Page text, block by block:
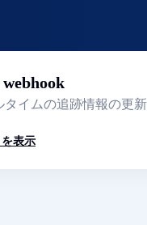
タイムの追跡情報の
表示